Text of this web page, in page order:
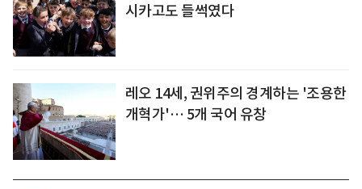
시카고도 들썩였다
레오 14세, 권위주의 경계하는 '조용한
개혁가'… 5개 국어 유창